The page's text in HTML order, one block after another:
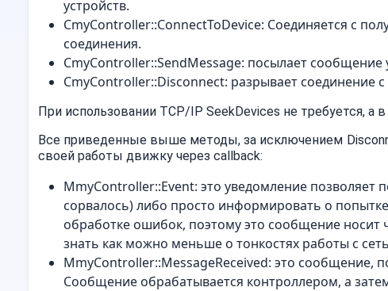
устройств.
CmyController::ConnectToDevice: Соединяется с
соединения.
CmyController::SendMessage: посылает сообщение
CmyController::Disconnect: разрывает соединение с
При использовании TCP/IP SeekDevices не требуется, а
Все приведенные выше методы, за исключением
своей работы движку через callback:
MmyController::Event: это уведомление
сорвалось) либо просто информировать о
обработке ошибок, поэтому это сообщение
знать как можно меньше о тонкостях работы с
MmyController::MessageReceived: это сообщение,
Сообщение обрабатывается контроллером, а